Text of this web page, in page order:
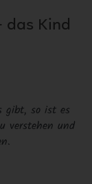
das Kind
gibt, so ist es
verstehen und